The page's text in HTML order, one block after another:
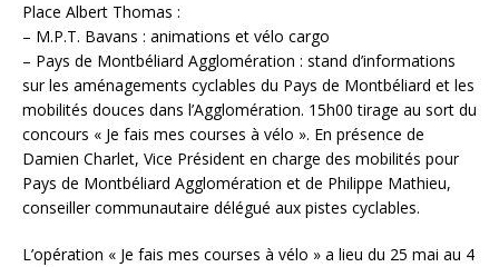
Place Albert Thomas :
– M.P.T. Bavans : animations et vélo cargo
– Pays de Montbéliard Agglomération : stand d’informations
sur les aménagements cyclables du Pays de Montbéliard et les
mobilités douces dans l’Agglomération. 15h00 tirage au sort du
concours « Je fais mes courses à vélo ». En présence de
Damien Charlet, Vice Président en charge des mobilités pour
Pays de Montbéliard Agglomération et de Philippe Mathieu,
conseiller communautaire délégué aux pistes cyclables.
L’opération « Je fais mes courses à vélo » a lieu du 25 mai au 4